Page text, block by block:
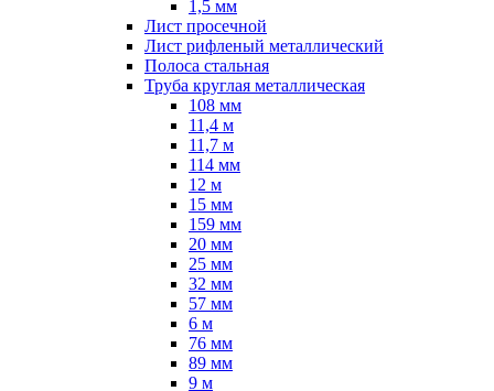
1,5 мм
Лист просечной
Лист рифленый металлический
Полоса стальная
Труба круглая металлическая
108 мм
11,4 м
11,7 м
114 мм
12 м
15 мм
159 мм
20 мм
25 мм
32 мм
57 мм
6 м
76 мм
89 мм
9 м